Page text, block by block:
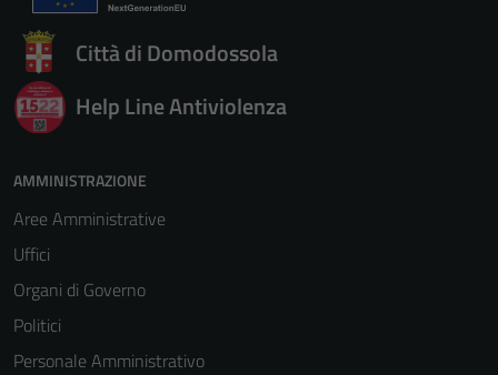
Città di Domodossola
Help Line Antiviolenza
AMMINISTRAZIONE
Aree Amministrative
Uffici
Organi di Governo
Politici
Personale Amministrativo